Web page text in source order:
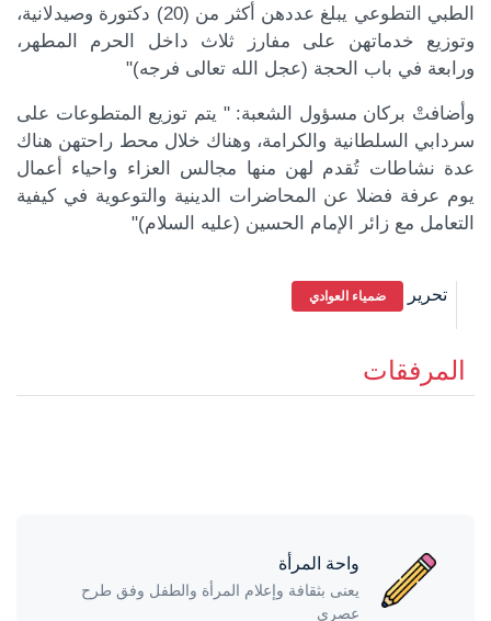
الموضوع
الطبي التطوعي يبلغ عددهن أكثر من (20) دكتورة وصيدلانية،
وتوزيع خدماتهن على مفارز ثلاث داخل الحرم المطهر،
ورابعة في باب الحجة (عجل الله تعالى فرجه)"
وأضافتْ بركان مسؤول الشعبة: " يتم توزيع المتطوعات على
سردابي السلطانية والكرامة، وهناك خلال محط راحتهن هناك
عدة نشاطات تُقدم لهن منها مجالس العزاء واحياء أعمال
يوم عرفة فضلا عن المحاضرات الدينية والتوعوية في كيفية
التعامل مع زائر الإمام الحسين (عليه السلام)"
تحرير ضمياء العوادي
المرفقات
واحة المرأة
يعنى بثقافة وإعلام المرأة والطفل وفق طرح
عصري